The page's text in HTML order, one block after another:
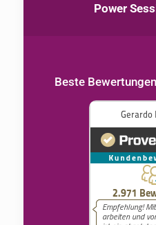
Power
Beste Bewertungen